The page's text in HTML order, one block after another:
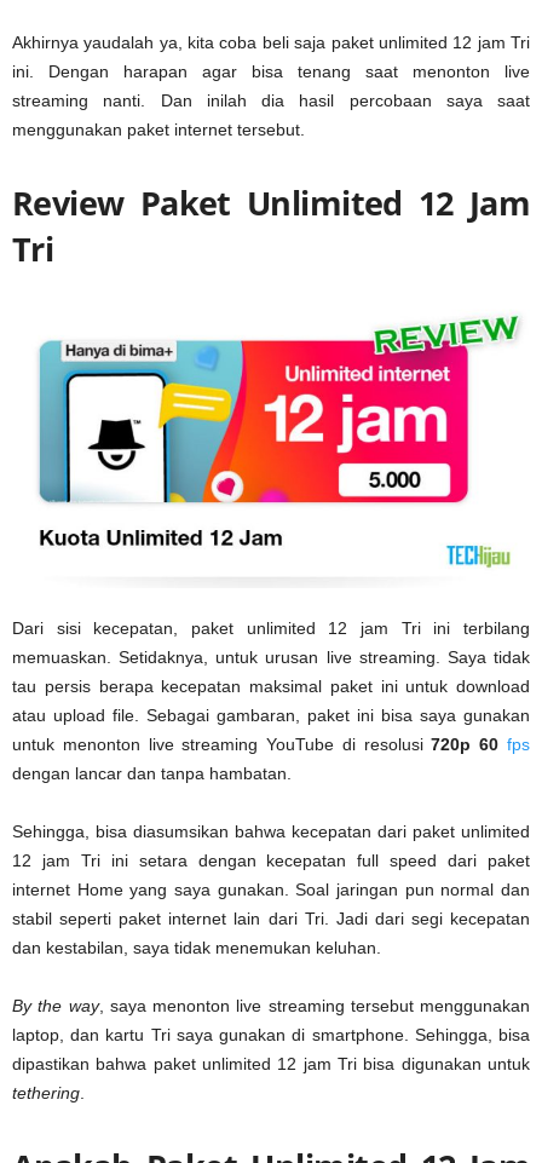
Akhirnya yaudalah ya, kita coba beli saja paket unlimited 12 jam Tri
ini. Dengan harapan agar bisa tenang saat menonton live
streaming nanti. Dan inilah dia hasil percobaan saya saat
menggunakan paket internet tersebut.
Review Paket Unlimited 12 Jam
Tri
Dari sisi kecepatan, paket unlimited 12 jam Tri ini terbilang
memuaskan. Setidaknya, untuk urusan live streaming. Saya tidak
tau persis berapa kecepatan maksimal paket ini untuk download
atau upload file. Sebagai gambaran, paket ini bisa saya gunakan
untuk menonton live streaming YouTube di resolusi720p 60fps
dengan lancar dan tanpa hambatan.
Sehingga, bisa diasumsikan bahwa kecepatan dari paket unlimited
12 jam Tri ini setara dengan kecepatan full speed dari paket
internet Home yang saya gunakan. Soal jaringan pun normal dan
stabil seperti paket internet lain dari Tri. Jadi dari segi kecepatan
dan kestabilan, saya tidak menemukan keluhan.
By the way, saya menonton live streaming tersebut menggunakan
laptop, dan kartu Tri saya gunakan di smartphone. Sehingga, bisa
dipastikan bahwa paket unlimited 12 jam Tri bisa digunakan untuk
tethering